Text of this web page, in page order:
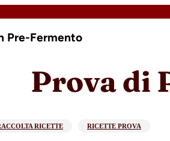
Pre-Fermento
Prova di
RICETTE RICETTE PROVA